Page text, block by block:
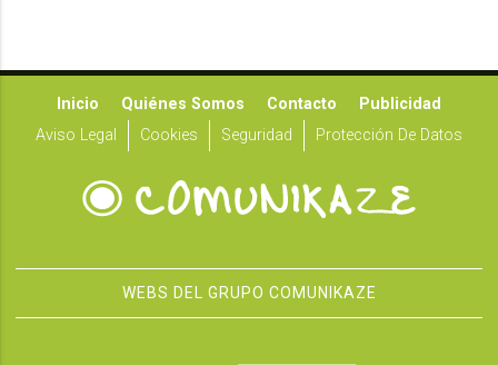
Inicio Quiénes Somos Contacto
Publicidad
Aviso Legal
Cookies Seguridad Protección De Datos
WEBS DEL GRUPO COMUNIKAZE